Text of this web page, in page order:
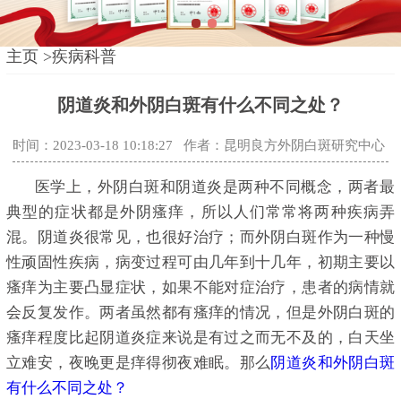
主页 >疾病科普
阴道炎和外阴白斑有什么不同之处？
时间：2023-03-18 10:18:27 作者：昆明良方外阴白斑研究中心
医学上，外阴白斑和阴道炎是两种不同概念，两者最
典型的症状都是外阴瘙痒，所以人们常常将两种疾病弄
混。阴道炎很常见，也很好治疗；而外阴白斑作为一种慢
性顽固性疾病，病变过程可由几年到十几年，初期主要以
瘙痒为主要凸显症状，如果不能对症治疗，患者的病情就
会反复发作。两者虽然都有瘙痒的情况，但是外阴白斑的
瘙痒程度比起阴道炎症来说是有过之而无不及的，白天坐
立难安，夜晚更是痒得彻夜难眠。那么阴道炎和外阴白斑
有什么不同之处？